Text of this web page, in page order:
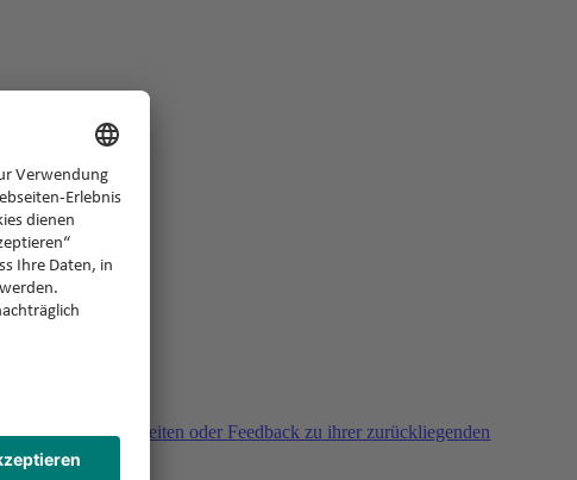
Fragen, Unklarheiten oder Feedback zu ihrer zurückliegenden